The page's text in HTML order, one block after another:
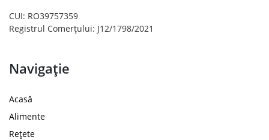
CUI: RO39757359
Registrul Comerțului: J12/1798/2021
Navigație
Acasă
Alimente
Rețete